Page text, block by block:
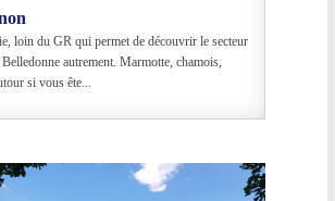
loin du GR qui permet de découvrir le secteur
autrement. Marmotte, chamois,
si vous ête...